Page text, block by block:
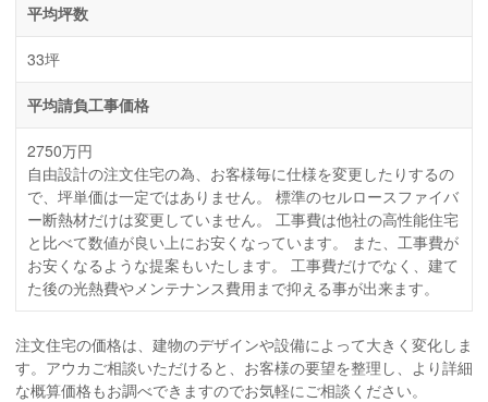
平均坪数
33坪
平均請負工事価格
2750万円
自由設計の注文住宅の為、お客様毎に仕様を変更したりするの
で、坪単価は一定ではありません。 標準のセルロースファイバ
ー断熱材だけは変更していません。 工事費は他社の高性能住宅
と比べて数値が良い上にお安くなっています。 また、工事費が
お安くなるような提案もいたします。 工事費だけでなく、建て
た後の光熱費やメンテナンス費用まで抑える事が出来ます。
注文住宅の価格は、建物のデザインや設備によって大きく変化しま
す。アウカご相談いただけると、お客様の要望を整理し、より詳細
な概算価格もお調べできますのでお気軽にご相談ください。